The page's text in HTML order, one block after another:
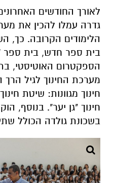
לאורך החודשים
גדרה עמלו להכין את
הלימודים הקרובה. כך,
בית ספר חדש, בית ספר
הספקטרום האוטיסטי,
מערכת החינוך לגיל
חינוך מגוונות: שיטת
חינוך "גן יער". בנוסף,
בשכונת גולדה הכולל